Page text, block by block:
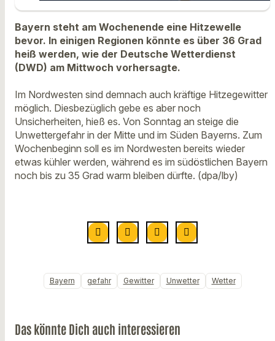
Bayern steht am Wochenende eine Hitzewelle
bevor. In einigen Regionen könnte es über 36 Grad
heiß werden, wie der Deutsche Wetterdienst
(DWD) am Mittwoch vorhersagte.
Im Nordwesten sind demnach auch kräftige Hitzegewitter
möglich. Diesbezüglich gebe es aber noch
Unsicherheiten, hieß es. Von Sonntag an steige die
Unwettergefahr in der Mitte und im Süden Bayerns. Zum
Wochenbeginn soll es im Nordwesten bereits wieder
etwas kühler werden, während es im südöstlichen Bayern
noch bis zu 35 Grad warm bleiben dürfte. (dpa/lby)
Bayern gefahr Gewitter Unwetter Wetter
Das könnte Dich auch interessieren